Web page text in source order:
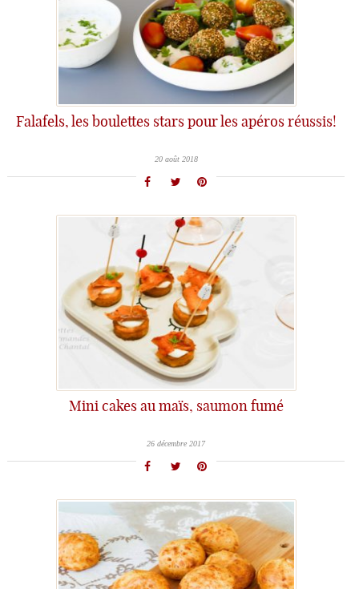
Falafels, les boulettes stars pour les apéros réussis!
20 août 2018
Mini cakes au maïs, saumon fumé
26 décembre 2017